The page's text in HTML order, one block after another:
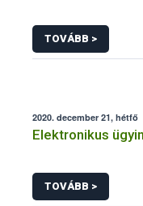
TOVÁBB >
2020. december 21, hétfő
Elektronikus
TOVÁBB >